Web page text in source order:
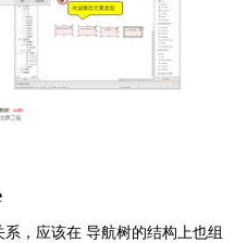
，应该在 导航树的结构上也组